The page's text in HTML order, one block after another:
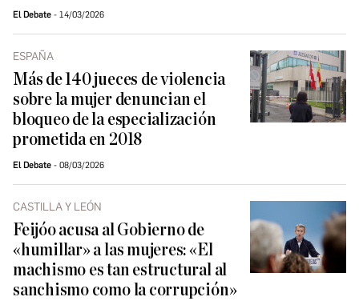
El Debate 14/03/2026
ESPAÑA
Más de 140 jueces de violencia
sobre la mujer denuncian el
bloqueo de la especialización
prometida en 2018
El Debate 08/03/2026
CASTILLA Y LEÓN
Feijóo acusa al Gobierno de
«humillar» a las mujeres: «El
machismo es tan estructural al
sanchismo como la corrupción»